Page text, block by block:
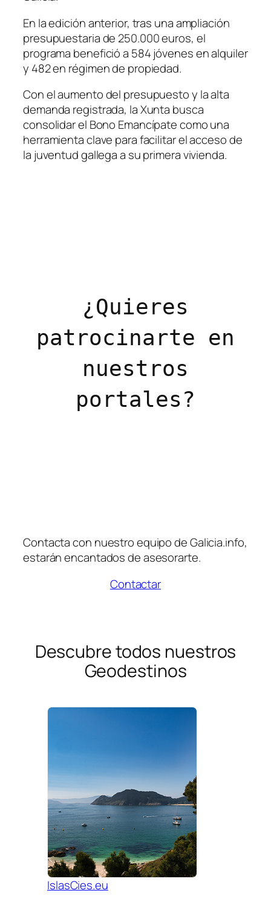
En la edición anterior, tras una ampliación
presupuestaria de 250.000 euros, el
programa benefició a 584 jóvenes en alquiler
y 482 en régimen de propiedad.
Con el aumento del presupuesto y la alta
demanda registrada, la Xunta busca
consolidar el Bono Emancípate como una
herramienta clave para facilitar el acceso de
la juventud gallega a su primera vivienda.
¿Quieres
patrocinarte en
nuestros
portales?
Contacta con nuestro equipo de Galicia.info,
estarán encantados de asesorarte.
Contactar
Descubre todos nuestros
Geodestinos
IslasCies.eu